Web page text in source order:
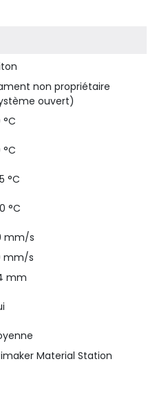
non propriétaire
ouvert)
°C
°C
mm/s
mm/s
mm
Material Station